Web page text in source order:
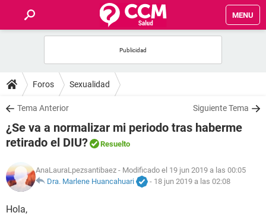
MENU
FOROS
SALUD
FAMILIA
NUTRICIÓN
Foros Sexualidad
Tema Anterior Siguiente Tema
¿Se va a normalizar mi periodo tras haberme
retirado el DIU?
Resuelto
AnaLauraLpezsantibaez - Modificado el 19 jun 2019 a las 00:05
Dra. Marlene Huancahuari
- 18 jun 2019 a las 02:08
Hola,